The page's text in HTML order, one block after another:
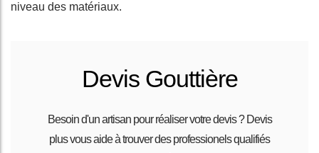
niveau des matériaux.
Devis Gouttière
Besoin d'un artisan pour réaliser votre devis ? Devis
plus vous aide à trouver des professionels qualifiés